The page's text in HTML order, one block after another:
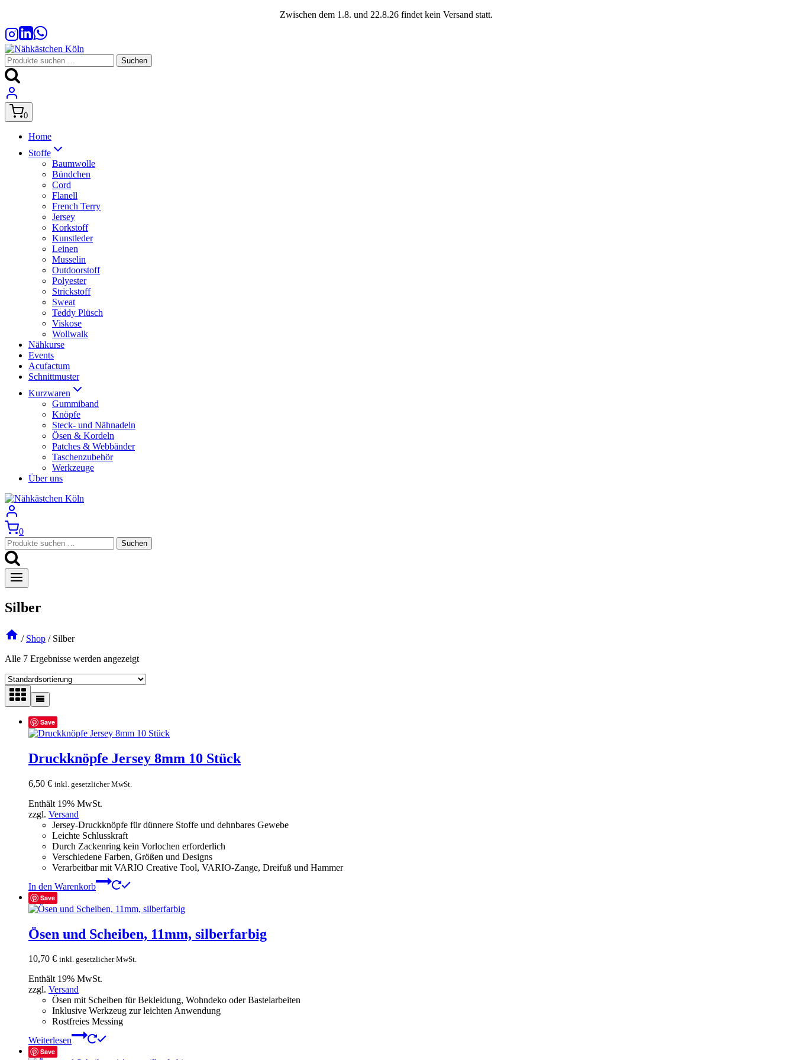
springen
Zwischen dem 1.8. und 22.8.26 findet kein Versand statt.
Suchen
nach:
Suchen
0
Home
Stoffe
Baumwolle
Bündchen
Cord
Flanell
French Terry
Jersey
Korkstoff
Kunstleder
Leinen
Musselin
Outdoorstoff
Polyester
Strickstoff
Sweat
Teddy Plüsch
Viskose
Wollwalk
Nähkurse
Events
Acufactum
Schnittmuster
Kurzwaren
Gummiband
Knöpfe
Steck- und Nähnadeln
Ösen & Kordeln
Patches & Webbänder
Taschenzubehör
Werkzeuge
Über uns
0
Suchen
nach:
Suchen
Silber
/ Shop / Silber
Alle 7 Ergebnisse werden angezeigt
Save
Druckknöpfe Jersey 8mm 10 Stück
6,50 € inkl. gesetzlicher MwSt.
Enthält 19% MwSt.
zzgl. Versand
Jersey-Druckknöpfe für dünnere Stoffe und dehnbares Gewebe
Leichte Schlusskraft
Durch Zackenring kein Vorlochen erforderlich
Verschiedene Farben, Größen und Designs
Verarbeitbar mit VARIO Creative Tool, VARIO-Zange, Dreifuß und Hammer
In den Warenkorb
Save
Ösen und Scheiben, 11mm, silberfarbig
10,70 € inkl. gesetzlicher MwSt.
Enthält 19% MwSt.
zzgl. Versand
Ösen mit Scheiben für Bekleidung, Wohndeko oder Bastelarbeiten
Inklusive Werkzeug zur leichten Anwendung
Rostfreies Messing
Weiterlesen
Save